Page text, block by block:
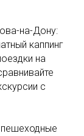
на-Дону:
каппинг
на
с